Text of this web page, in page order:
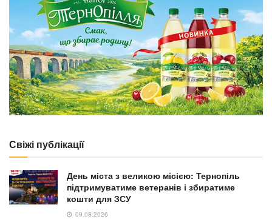
Свіжі публікації
День міста з великою місією: Тернопіль
підтримуватиме ветеранів і збиратиме
кошти для ЗСУ
09.08.2026